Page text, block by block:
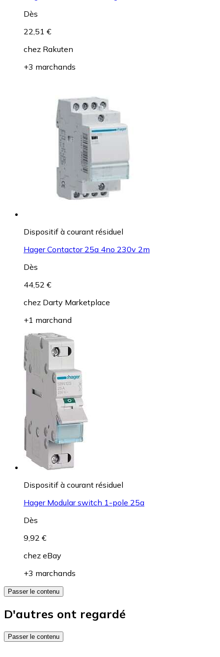
Dès
22,51 €
chez Rakuten
+3 marchands
Dispositif à courant résiduel
Hager Contactor 25a 4no 230v 2m
Dès
44,52 €
chez Darty Marketplace
+1 marchand
Dispositif à courant résiduel
Hager Modular switch 1-pole 25a
Dès
9,92 €
chez eBay
+3 marchands
Passer le contenu
D'autres ont regardé
Passer le contenu